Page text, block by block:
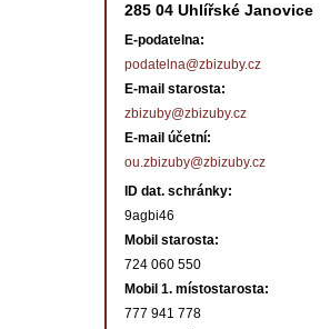
285 04 Uhlířské Janovice
E-podatelna:
podatelna@zbizuby.cz
E-mail starosta:
zbizuby@zbizuby.cz
E-mail účetní:
ou.zbizuby@zbizuby.cz
ID dat. schránky:
9agbi46
Mobil starosta:
724 060 550
Mobil 1. místostarosta:
777 941 778